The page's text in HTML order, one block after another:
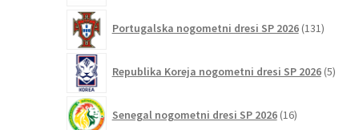
Portugalska nogometni dresi SP 2026 131
Republika Koreja nogometni dresi SP 2026 5
Senegal nogometni dresi SP 2026 16izdelkov